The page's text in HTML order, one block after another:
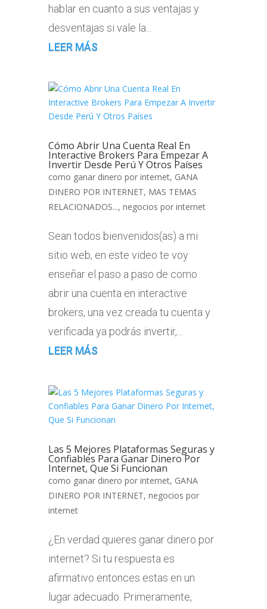
hablar en cuanto a sus ventajas y
desventajas si vale la...
LEER MÁS
Cómo Abrir Una Cuenta Real En
Interactive Brokers Para Empezar A
Invertir Desde Perú Y Otros Países
como ganar dinero por internet, GANA
DINERO POR INTERNET, MAS TEMAS
RELACIONADOS..., negocios por internet
Sean todos bienvenidos(as) a mi
sitio web, en este video te voy
enseñar el paso a paso de como
abrir una cuenta en interactive
brokers, una vez creada tu cuenta y
verificada ya podrás invertir,...
LEER MÁS
Las 5 Mejores Plataformas Seguras y
Confiables Para Ganar Dinero Por
Internet, Que Si Funcionan
como ganar dinero por internet, GANA
DINERO POR INTERNET, negocios por
internet
¿En verdad quieres ganar dinero por
internet? Si tu respuesta es
afirmativo entonces estas en un
lugar adecuado. Primeramente,